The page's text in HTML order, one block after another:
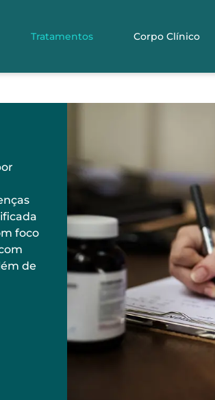
Tratamentos Corpo Clínico
foco
de